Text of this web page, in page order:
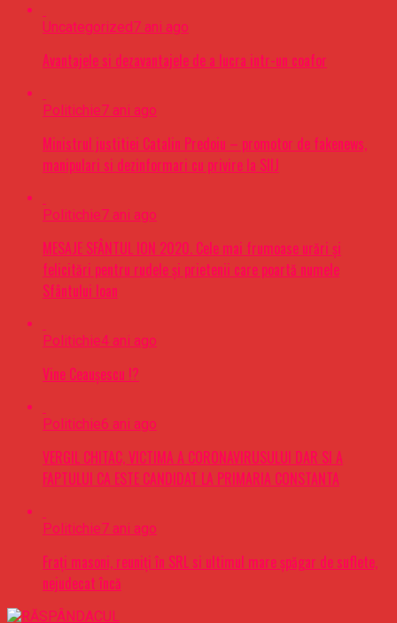
Uncategorized7 ani ago
Avantajele si dezavantajele de a lucra intr-un coafor
Politichie7 ani ago
Ministrul justitiei Catalin Predoiu – promotor de fakenews,
manipulari si dezinformari cu privire la SIIJ
Politichie7 ani ago
MESAJE SFÂNTUL ION 2020. Cele mai frumoase urări şi
felicitări pentru rudele şi prietenii care poartă numele
Sfântului Ioan
Politichie4 ani ago
Vine Ceaușescu !?
Politichie6 ani ago
VERGIL CHITAC, VICTIMA A CORONAVIRUSULUI DAR SI A
FAPTULUI CA ESTE CANDIDAT LA PRIMARIA CONSTANTA
Politichie7 ani ago
Frați masoni, reuniți în SRL si ultimul mare șpăgar de suflete,
nejudecat încă